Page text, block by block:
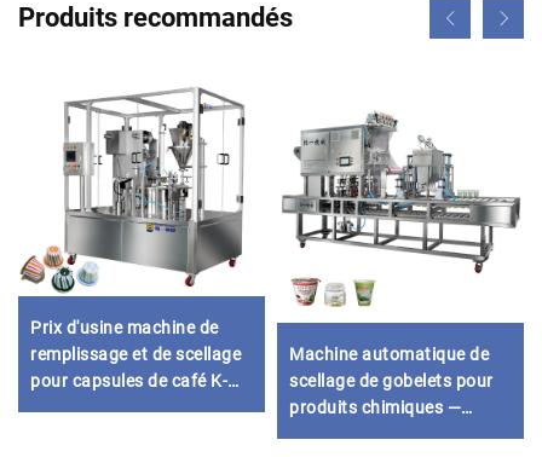
Produits recommandés
Prix d'usine machine de
remplissage et de scellage
pour capsules de café K-
Machine automatique de
scellage de gobelets pour
produits chimiques —